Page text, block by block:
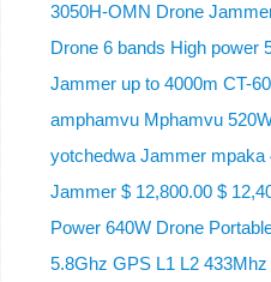
3050H-OMN Drone
Drone 6 bands High power
Jammer up to 4000m CT-
amphamvu Mphamvu
yotchedwa Jammer mpaka
Jammer $ 12,800.00 $
Power 640W Drone
5.8Ghz GPS L1 L2